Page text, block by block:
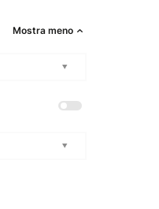
Mostra meno